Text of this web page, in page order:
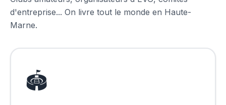
d'entreprise... On livre tout le monde en Haute-
Marne.
🏟️